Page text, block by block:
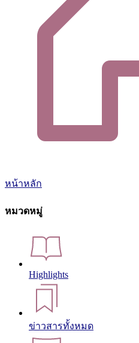
หน้าหลัก
หมวดหมู่
Highlights
ข่าวสารทั้งหมด